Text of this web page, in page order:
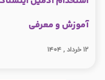
آموزش و معرفی
۱۲ خرداد , ۱۴۰۴